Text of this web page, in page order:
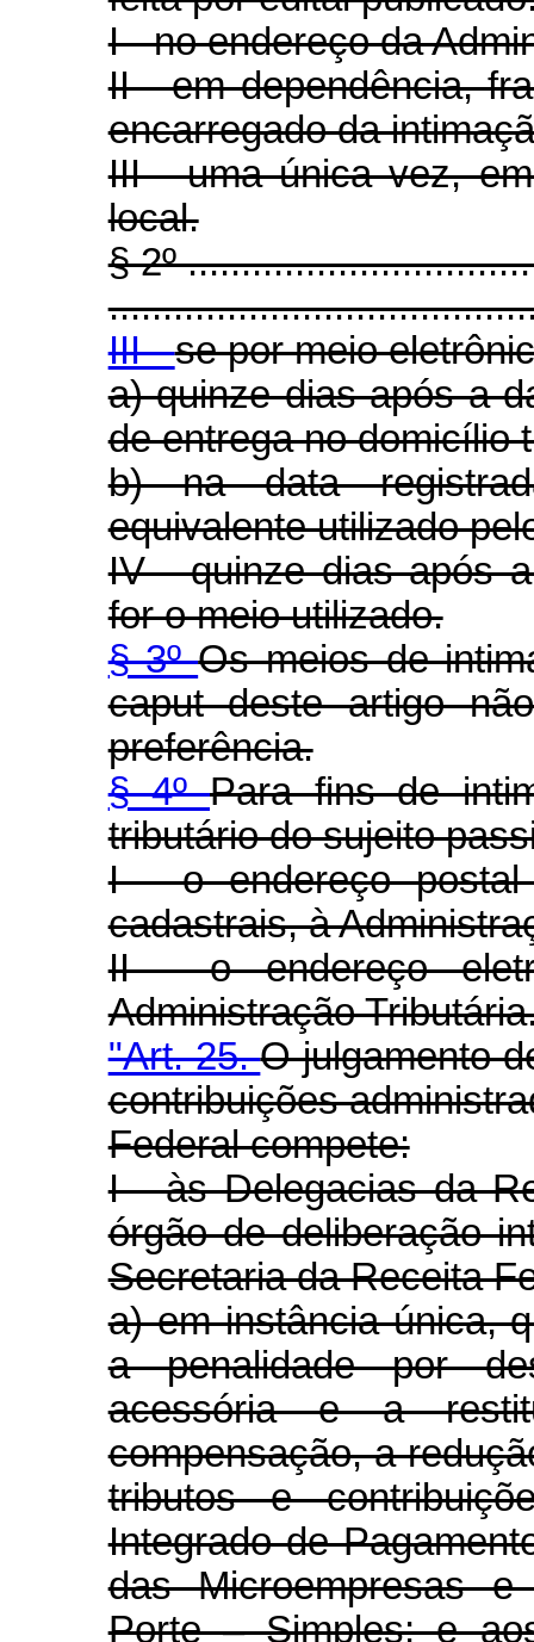
I - no endereço da
II - em dependência,
encarregado da
III - uma única vez,
local.
§ 2º
III -se por meio
a) quinze dias após a
de entrega no domicílio
b) na data
equivalente utilizado
IV - quinze dias após
for o meio utilizado.
§ 3ºOs meios de
caput deste artigo
preferência.
§ 4ºPara fins de
tributário do sujeito
I - o endereço
cadastrais, à
II - o endereço
Administração
"Art. 25.O julgamento
contribuições
Federal compete:
I - às Delegacias da
órgão de deliberação
Secretaria da Receita
a) em instância única,
a penalidade por
acessória e a
compensação, a
tributos e
Integrado de
das Microempresas
Porte – Simples; e